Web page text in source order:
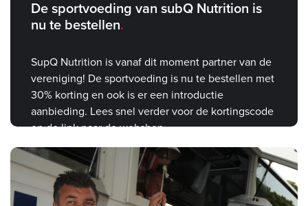
De sportvoeding van subQ Nutrition is
nu te bestellen
SupQ Nutrition is vanaf dit moment partner van de
vereniging! De sportvoeding is nu te bestellen met
30% korting en ook is er een introductie
aanbieding. Lees snel verder voor de kortingscode
en de link naar de webshop.